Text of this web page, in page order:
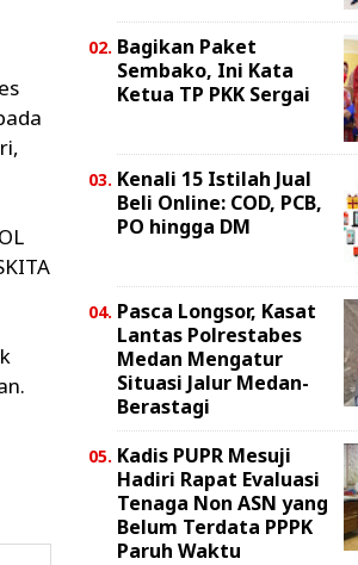
Bagikan Paket
Sembako, Ini Kata
Ketua TP PKK Sergai
Kenali 15 Istilah Jual
Beli Online: COD, PCB,
PO hingga DM
Pasca Longsor, Kasat
Lantas Polrestabes
Medan Mengatur
Situasi Jalur Medan-
Berastagi
Kadis PUPR Mesuji
Hadiri Rapat Evaluasi
Tenaga Non ASN yang
Belum Terdata PPPK
Paruh Waktu